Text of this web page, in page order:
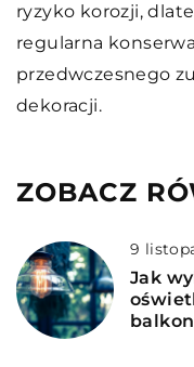
ryzyko korozji,
regularna
przedwczesnego
dekoracji.
ZOBACZ
9
Jak